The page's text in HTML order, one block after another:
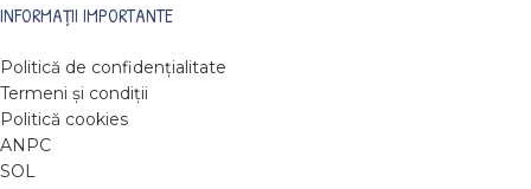
INFORMAȚII IMPORTANTE
Politică de confidențialitate
Termeni și condiții
Politică cookies
ANPC
SOL